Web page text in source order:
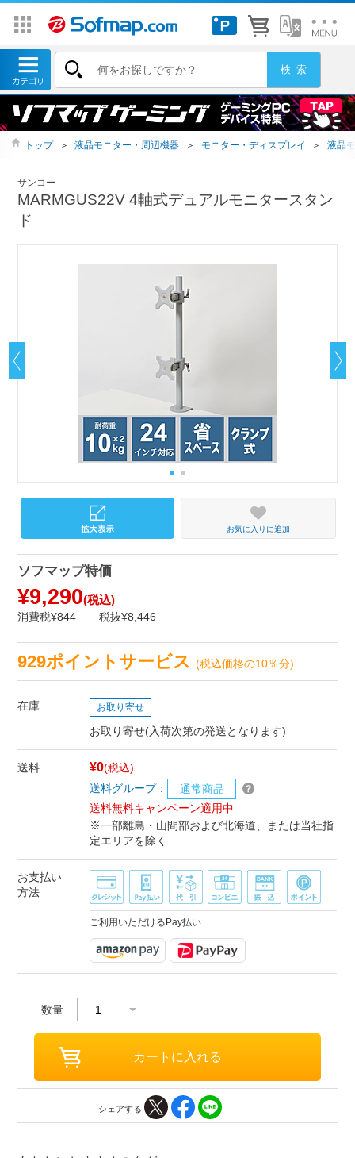
トップ ＞ 液晶モニター・周辺機器 ＞ モニター・ディスプレイ ＞ 液晶
サンコー
MARMGUS22V 4軸式デュアルモニタースタン
ド
お気に入りに追加
ソフマップ特価
¥9,290(税込)
消費税¥844 税抜¥8,446
929ポイントサービス(税込価格の10％分)
在庫 お取り寄せ
お取り寄せ(入荷次第の発送となります)
送料 ¥0(税込)
送料グループ：
通常商品
送料無料キャンペーン適用中
※一部離島・山間部および北海道、または当社指
定エリアを除く
お支払い
方法
ご利用いただけるPay払い
数量
シェアする